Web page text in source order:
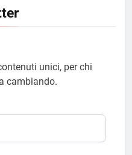
unici, per chi
cambiando.